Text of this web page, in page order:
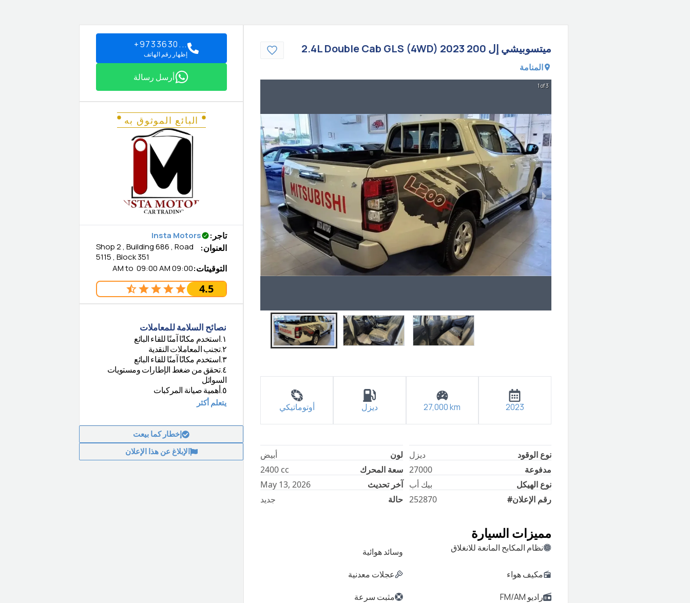
ميتسوبيشي إل 200 2.4L Double Cab GLS (4WD) 2023
المنامة
1 of 3
2023
27,000km ديزل أوتوماتيكي
نوع الوقود
ديزل
مدفوعة
27000
نوع الهيكل
بيك أب
رقم الإعلان#
252870
لون
أبيض
سعة المحرك
2400 cc
آخر تحديث
May 13, 2026
حالة
جديد
مميزات السيارة
نظام المكابح المانعة للانغلاق
وسائد هوائية
مكيف هواء
عجلات معدنية
راديو FM/AM
مثبت سرعة
+9733630...
إظهار رقم الهاتف
أرسل رسالة
البائع الموثوق به
تاجر :
Insta Motors
العنوان:
Shop 2 , Building 686 , Road
5115 , Block 351
التوقيتات:
09:00 AM
to 09:00 AM
4.5
نصائح السلامة للمعاملات
١.استخدم مكانًا آمنًا للقاء البائع
٢.تجنب المعاملات النقدية
٣.استخدم مكانًا آمنًا للقاء البائع
٤.تحقق من ضغط الإطارات ومستويات
السوائل
٥.أهمية صيانة المركبات
يتعلم أكثر
إخطار كما بيعت
الإبلاغ عن هذا الإعلان